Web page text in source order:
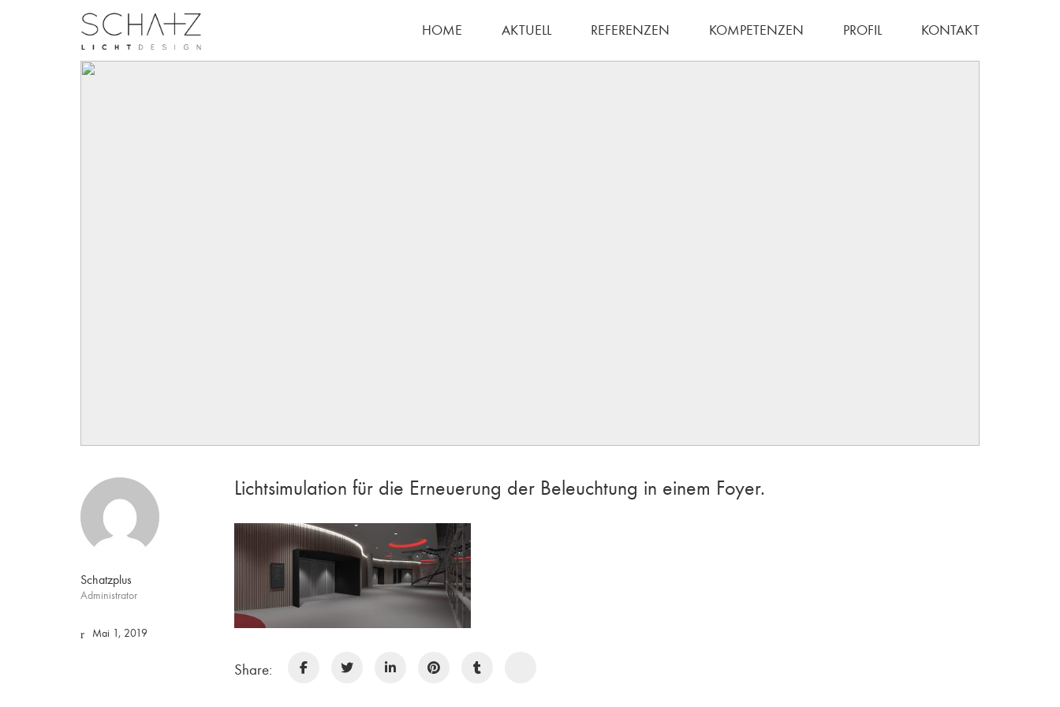
HOME AKTUELL REFERENZEN KOMPETENZEN PROFIL KONTAKT
Lichtsimulation für die Erneuerung der Beleuchtung in einem Foyer.
Share:
Schatzplus
Administrator
Mai 1, 2019